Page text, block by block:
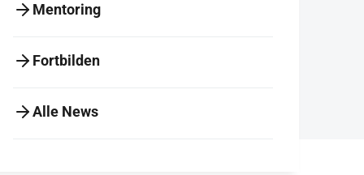
Mentoring
Fortbilden
Alle News